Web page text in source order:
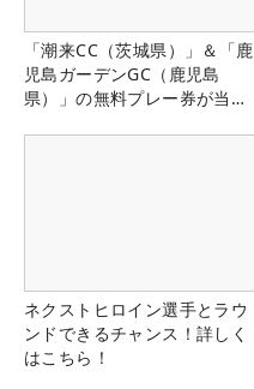
「潮来CC（茨城県）」＆「鹿
児島ガーデンGC（鹿児島
県）」の無料プレー券が当た
ネクストヒロイン選手とラウ
ンドできるチャンス！詳しく
はこちら！